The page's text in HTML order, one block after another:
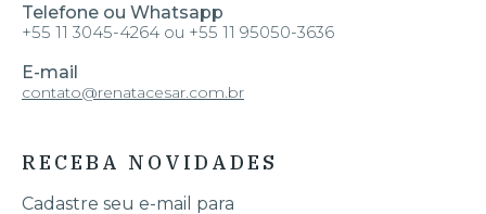
Telefone ou Whatsapp
+55 11 3045-4264 ou +55 11 95050-3636
E-mail
contato@renatacesar.com.br
RECEBA NOVIDADES
Cadastre seu e-mail para